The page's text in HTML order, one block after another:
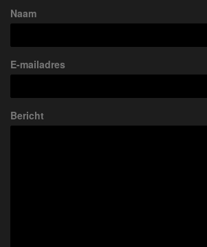
Naam
E-mailadres
Bericht